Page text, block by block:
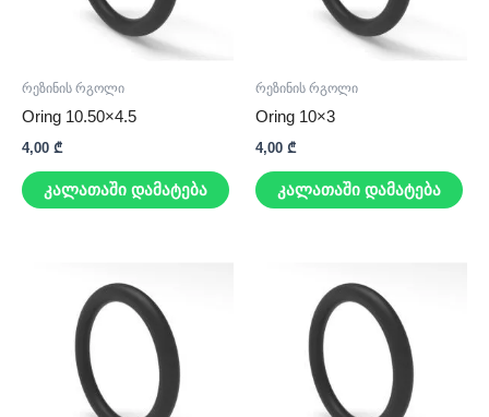
რეზინის რგოლი
Oring 10.50×4.5
4,00 ₾
კალათაში დამატება
რეზინის რგოლი
Oring 10×3
4,00 ₾
კალათაში დამატება